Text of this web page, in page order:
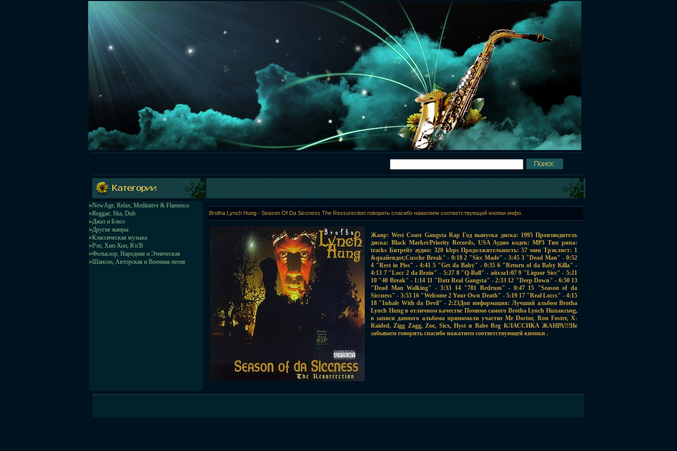
»NewAge, Relax, Meditative & Flamenco
»Reggae, Ska, Dub
»Джаз и Блюз
»Другие жанры
»Классическая музыка
»Рэп, Хип-Хоп, R'n'B
»Фольклор, Народная и Этническая
»Шансон, Авторская и Военная песня
Brotha Lynch Hung - Season Of Da Siccness The Ressurection говорить спасибо нажатием соответствующей кнопки инфо.
Жанр: West Coast Gangsta Rap Год выпуска диска: 1995 Производитель
диска: Black Market/Priority Records, USA Аудио кодек: MP3 Тип рипа:
tracks Битрейт аудио: 320 kbps Продолжительность: 57 мин Трэклист: 1
&quайеядot;Cusche Break" - 0:18 2 "Sicc Made" - 3:45 3 "Dead Man" - 0:52
4 "Rest in Piss" - 4:41 5 "Get da Baby" - 0:35 6 "Return of da Baby Killa" -
4:13 7 "Locc 2 da Brain" - 5:27 8 "Q-Ball" - айхэа1:07 9 "Liquor Sicc" - 5:21
10 "40 Break" - 1:14 11 "Datz Real Gangsta" - 2:33 12 "Deep Down" - 6:50 13
"Dead Man Walking" - 3:33 14 "781 Redrum" - 0:47 15 "Season of da
Siccness" - 3:53 16 "Welcome 2 Your Own Death" - 5:19 17 "Real Loccs" - 4:15
18 "Inhale With da Devil" - 2:23Доп информация: Лучший альбом Brotha
Lynch Hung в отличном качестве Помимо самого Brotha Lynch Hunакгьчg,
в записи данного альбома принимали участие Mr Doctor, Ron Foster, X-
Raided, Zigg Zagg, Zoe, Sicx, Hyst и Babe Reg КЛАССИКА ЖАНРА!!!Не
забываем говорить спасибо нажатием соответствующей кнопки .